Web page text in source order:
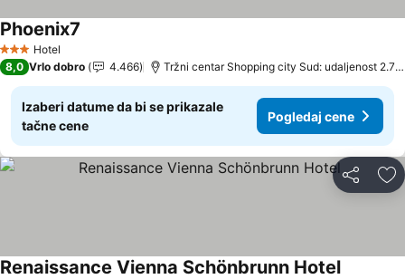
3 Zvezdice
Hotel
Phoenix7
8,0 Vrlo dobro 4.466 Tržni centar Shopping city Sud: udaljenost 2.7 km
Izaberi datume da bi se prikazale
tačne cene
Pogledaj cene
Deli
Renaissance Vienna Schönbrunn Hotel